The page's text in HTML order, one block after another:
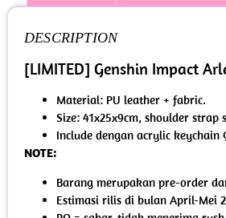
DESCRIPTION
[LIMITED] Genshin Impact
Material: PU leather + fabric.
Size: 41x25x9cm, shoulder
Include dengan acrylic keychain
NOTE:
Barang merupakan pre-order
Estimasi rilis di bulan April-Mei